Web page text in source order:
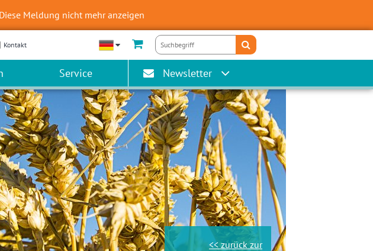
Diese Meldung nicht mehr anzeigen
Kontakt
Service Newsletter
<< zurück zur